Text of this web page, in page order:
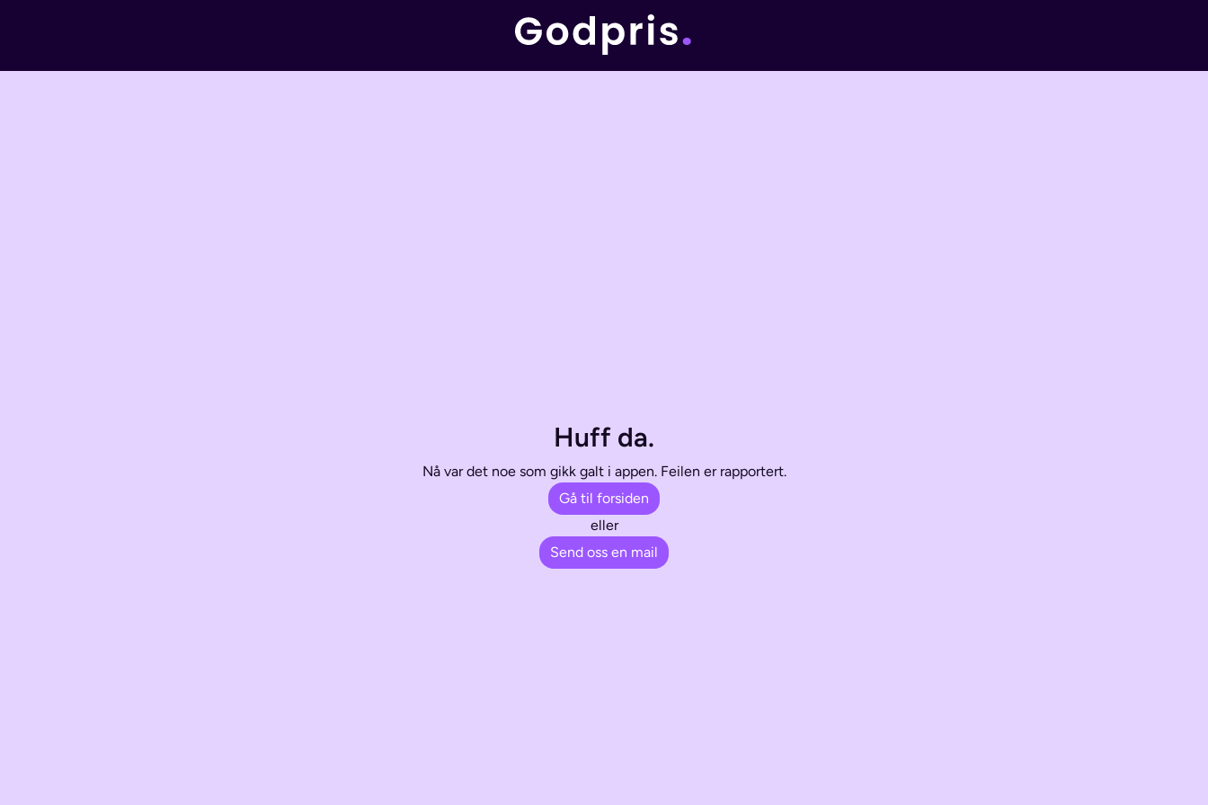
Huff da.
Nå var det noe som gikk galt i appen. Feilen er rapportert.
Gå til forsiden
eller
Send oss en mail